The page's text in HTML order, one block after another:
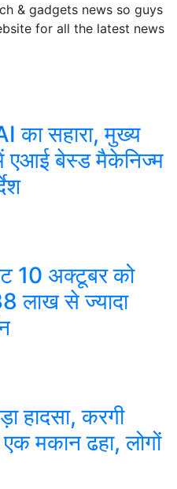
& gadgets news so guys
for all the latest news
का सहारा, मुख्य
एआई बेस्ड मैकेनिज्म
10 अक्टूबर को
लाख से ज्यादा
हादसा, करगी
मकान ढहा, लोगों